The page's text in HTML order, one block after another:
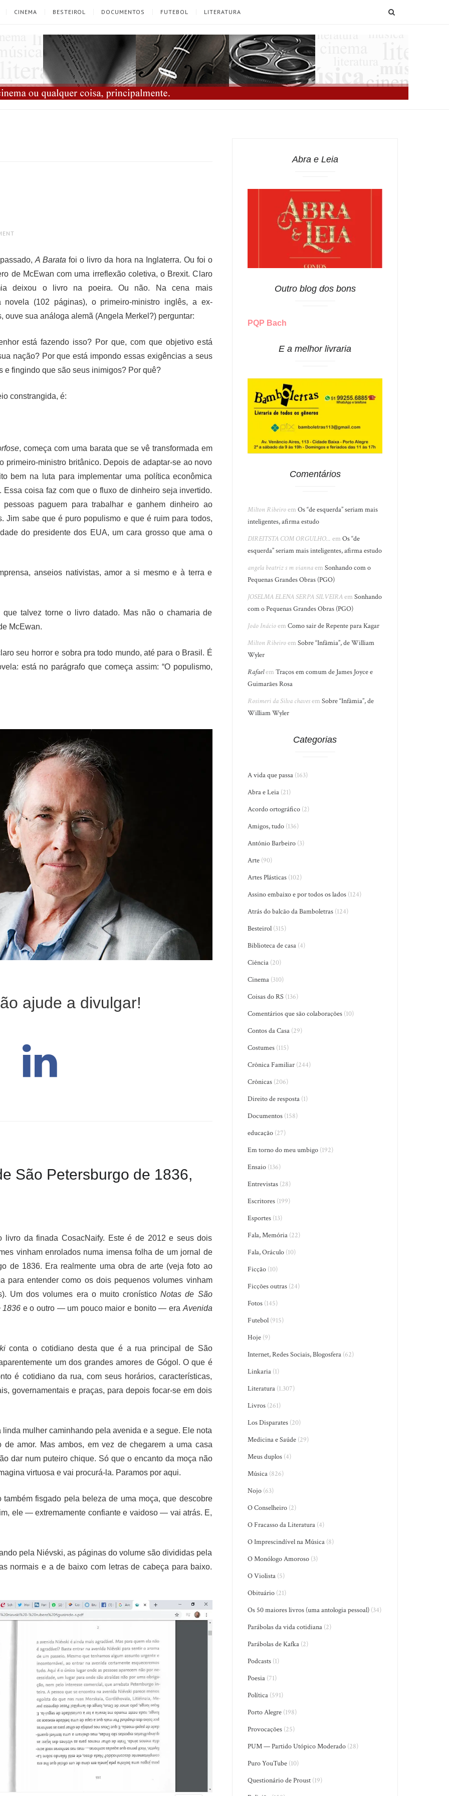
CINEMA BESTEIROL DOCUMENTOS FUTEBOL LITERATURA
A Barata foi o livro da hora na Inglaterra. Ou foi o
de McEwan com uma irreflexão coletiva, o Brexit. Claro
deixou o livro na poeira. Ou não. Na cena mais
novela (102 páginas), o primeiro-ministro inglês, a ex-
ouve sua análoga alemã (Angela Merkel?) perguntar:
está fazendo isso? Por que, com que objetivo está
nação? Por que está impondo essas exigências a seus
e fingindo que são seus inimigos? Por quê?
constrangida, é:
, começa com uma barata que se vê transformada em
primeiro-ministro britânico. Depois de adaptar-se ao novo
bem na luta para implementar uma política econômica
Essa coisa faz com que o fluxo de dinheiro seja invertido.
paguem para trabalhar e ganhem dinheiro ao
Jim sabe que é puro populismo e que é ruim para todos,
do presidente dos EUA, um cara grosso que ama o
anseios nativistas, amor a si mesmo e à terra e
talvez torne o livro datado. Mas não o chamaria de
McEwan.
seu horror e sobra pra todo mundo, até para o Brasil. É
está no parágrafo que começa assim: “O populismo,
ajude a divulgar!
São Petersburgo de 1836,
livro da finada CosacNaify. Este é de 2012 e seus dois
vinham enrolados numa imensa folha de um jornal de
de 1836. Era realmente uma obra de arte (veja foto ao
para entender como os dois pequenos volumes vinham
Um dos volumes era o muito cronísticoNotas de São
1836 e o outro — um pouco maior e bonito — era Avenida
conta o cotidiano desta que é a rua principal de São
um dos grandes amores de Gógol. O que é
é cotidiano da rua, com seus horários, características,
governamentais e praças, para depois focar-se em dois
mulher caminhando pela avenida e a segue. Ele nota
amor. Mas ambos, em vez de chegarem a uma casa
dar num puteiro chique. Só que o encanto da moça não
virtuosa e vai procurá-la. Paramos por aqui.
fisgado pela beleza de uma moça, que descobre
ele — extremamente confiante e vaidoso — vai atrás. E,
pela Niévski, as páginas do volume são divididas pela
normais e a de baixo com letras de cabeça para baixo.
Abra e Leia
Outro blog dos bons
PQP Bach
E a melhor livraria
Comentários
Milton RibeiroemOs “de esquerda” seriam mais
inteligentes, afirma estudo
DIREITSTA COM ORGULHO... emOs “de
esquerda” seriam mais inteligentes, afirma estudo
angela beatriz s m viannaemSonhando com o
Pequenas Grandes Obras (PGO)
JOSELMA ELENA SERPA SILVEIRAemSonhando
com o Pequenas Grandes Obras (PGO)
João InácioemComo sair de Repente para Kagar
Milton RibeiroemSobre “Infâmia”, de William
Wyler
RafaelemTraços em comum de James Joyce e
Guimarães Rosa
Rosimeri da Silva chavesemSobre “Infâmia”, de
William Wyler
Categorias
A vida que passa (163)
Abra e Leia (21)
Acordo ortográfico (2)
Amigos, tudo (136)
António Barbeiro (3)
Arte (90)
Artes Plásticas (102)
Assino embaixo e por todos os lados (124)
Atrás do balcão da Bamboletras (124)
Besteirol (315)
Biblioteca de casa (4)
Ciência (20)
Cinema (310)
Coisas do RS (136)
Comentários que são colaborações (10)
Contos da Casa (29)
Costumes (115)
Crônica Familiar (244)
Crônicas (206)
Direito de resposta (1)
Documentos (158)
educação (27)
Em torno do meu umbigo (192)
Ensaio (136)
Entrevistas (28)
Escritores (199)
Esportes (13)
Fala, Memória (22)
Fala, Oráculo (10)
Ficção (10)
Ficções outras (24)
Fotos (145)
Futebol (915)
Hoje (9)
Internet, Redes Sociais, Blogosfera (62)
Linkaria (1)
Literatura (1.307)
Livros (261)
Los Disparates (20)
Medicina e Saúde (29)
Meus duplos (4)
Música (826)
Nojo (63)
O Conselheiro (2)
O Fracasso da Literatura (4)
O Imprescindível na Música (8)
O Monólogo Amoroso (3)
O Violista (5)
Obituário (21)
Os 50 maiores livros (uma antologia pessoal) (34)
Parábolas da vida cotidiana (2)
Parábolas de Kafka (2)
Podcasts (1)
Poesia (71)
Política (591)
Porto Alegre (198)
Provocações (25)
PUM — Partido Utópico Moderado (28)
Puro YouTube (10)
Questionário de Proust (19)